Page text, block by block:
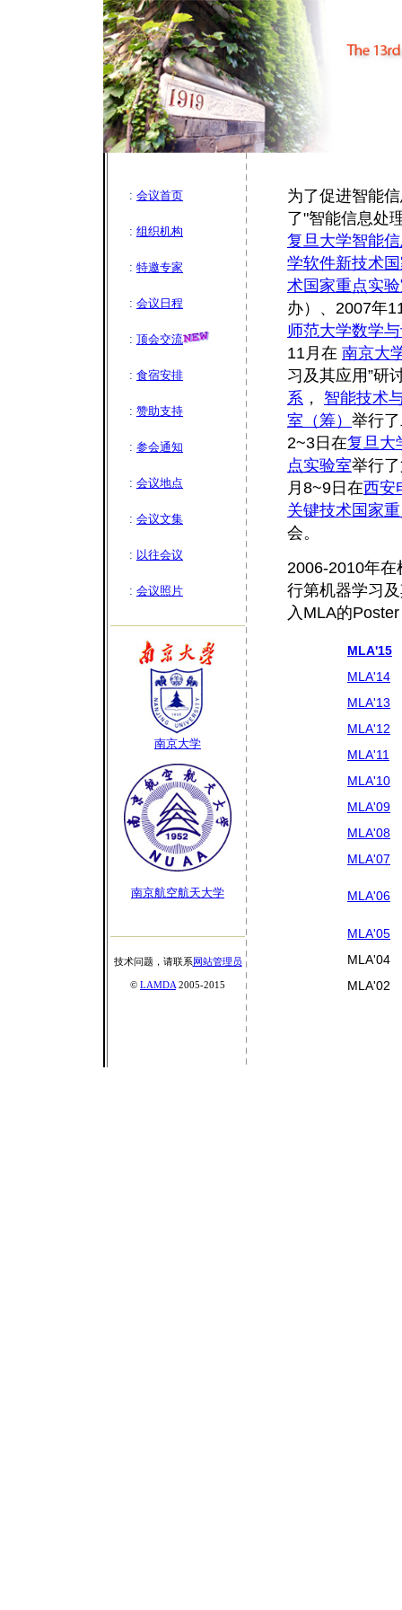
: 会议首页
: 组织机构
: 特邀专家
: 会议日程
: 顶会交流
: 食宿安排
: 赞助支持
: 参会通知
: 会议地点
: 会议文集
: 以往会议
: 会议照片
南京大学
南京航空航天大学
技术问题，请联系网站管理员
© LAMDA 2005-2015
为了促进智能
了"智能信息处
复旦大学智能
学软件新技术
术国家重点实
办）、2007年
师范大学数学
11月在 南京大
习及其应用”研
系 ，
智能技术
室（筹） 举行
2~3日在复旦大
点实验室举行
月8~9日在西安
关键技术国家
会。
2006-2010年
行第机器学习
入MLA的
MLA'15
MLA'14
MLA'13
MLA'12
MLA'11
MLA'10
MLA'09
MLA'08
MLA'07
MLA'06
MLA'05
MLA'04
MLA'02